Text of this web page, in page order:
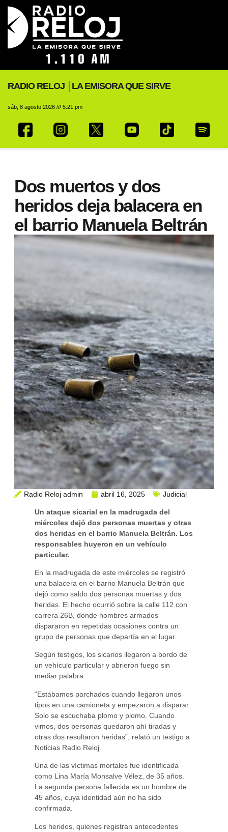
RADIO RELOJ │LA EMISORA QUE SIRVE
sáb, 8 agosto 2026 /// 5:21 pm
Dos muertos y dos
heridos deja balacera en
el barrio Manuela Beltrán
Radio Reloj admin abril 16, 2025 Judicial
Un ataque sicarial en la madrugada del
miércoles dejó dos personas muertas y otras
dos heridas en el barrio Manuela Beltrán. Los
responsables huyeron en un vehículo
particular.
En la madrugada de este miércoles se registró
una balacera en el barrio Manuela Beltrán que
dejó como saldo dos personas muertas y dos
heridas. El hecho ocurrió sobre la calle 112 con
carrera 26B, donde hombres armados
dispararon en repetidas ocasiones contra un
grupo de personas que departía en el lugar.
Según testigos, los sicarios llegaron a bordo de
un vehículo particular y abrieron fuego sin
mediar palabra.
“Estábamos parchados cuando llegaron unos
tipos en una camioneta y empezaron a disparar.
Solo se escuchaba plomo y plomo. Cuando
vimos, dos personas quedaron ahí tiradas y
otras dos resultaron heridas”, relató un testigo a
Noticias Radio Reloj.
Una de las víctimas mortales fue identificada
como Lina María Monsalve Vélez, de 35 años.
La segunda persona fallecida es un hombre de
45 años, cuya identidad aún no ha sido
confirmada.
Los heridos, quienes registran antecedentes